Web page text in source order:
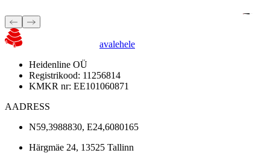
avalehele
Heidenline OÜ
Registrikood: 11256814
KMKR nr: EE101060871
AADRESS
N59,3988830, E24,6080165
Härgmäe 24, 13525 Tallinn